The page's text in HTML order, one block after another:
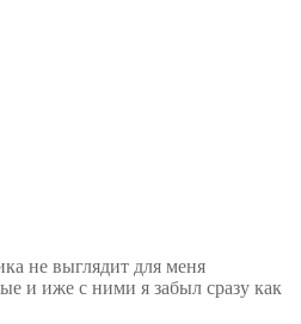
не выглядит для меня
и иже с ними я забыл сразу как